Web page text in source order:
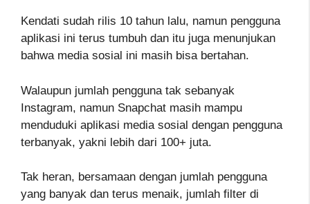
Kendati sudah rilis 10 tahun lalu, namun pengguna
aplikasi ini terus tumbuh dan itu juga menunjukan
bahwa media sosial ini masih bisa bertahan.
Walaupun jumlah pengguna tak sebanyak
Instagram, namun Snapchat masih mampu
menduduki aplikasi media sosial dengan pengguna
terbanyak, yakni lebih dari 100+ juta.
Tak heran, bersamaan dengan jumlah pengguna
yang banyak dan terus menaik, jumlah filter di